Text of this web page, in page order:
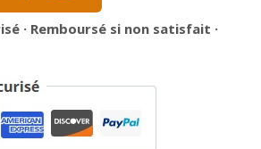
· Remboursé si non satisfait ·